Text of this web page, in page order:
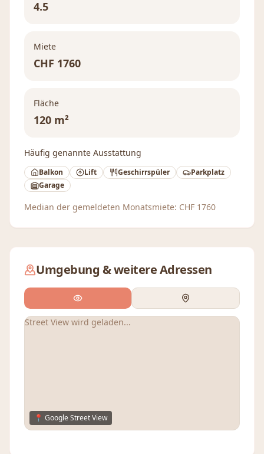
4.5
Miete
CHF 1760
Fläche
120 m²
Häufig genannte Ausstattung
Balkon Lift Geschirrspüler
Parkplatz
Garage
Median der gemeldeten Monatsmiete: CHF 1760
Umgebung & weitere Adressen
Street View wird geladen...
📍 Google Street View